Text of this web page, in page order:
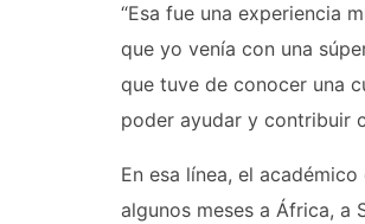
“Esa fue una experiencia
que yo venía con una
que tuve de conocer una
poder ayudar y contribuir
En esa línea, el
algunos meses a África, a